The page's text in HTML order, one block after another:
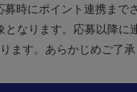
募時にポイント連携まで
となります。応募以降に
ます。あらかじめご了承